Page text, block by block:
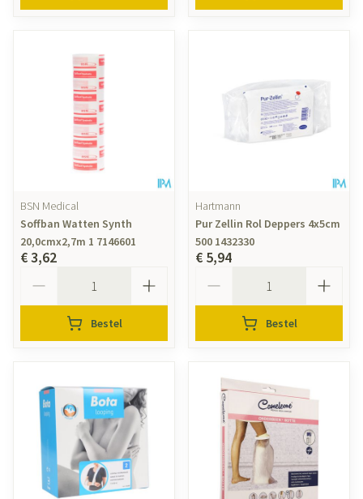
BSN Medical
Soffban Watten Synth
20,0cmx2,7m 1 7146601
€ 3,62
Bestel
Hartmann
Pur Zellin Rol Deppers 4x5cm
500 1432330
€ 5,94
Bestel